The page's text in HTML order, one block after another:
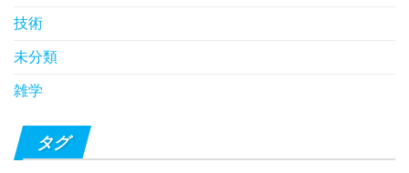
技術
未分類
雑学
タグ